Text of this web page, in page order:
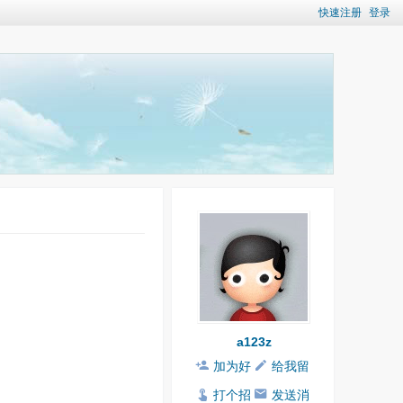
快速注册 登录
a123z
加为好
友
给我留
言
打个招 发送消